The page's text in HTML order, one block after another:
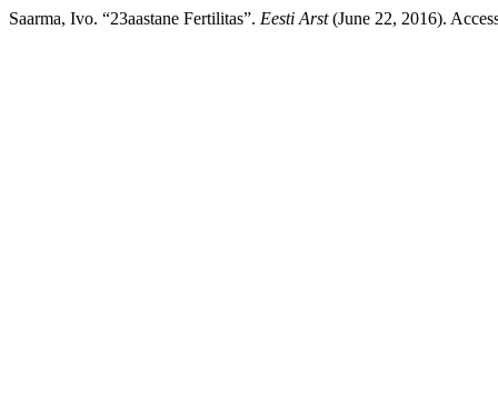
Saarma, Ivo. “23aastane Fertilitas”. Eesti Arst(June 22, 2016).